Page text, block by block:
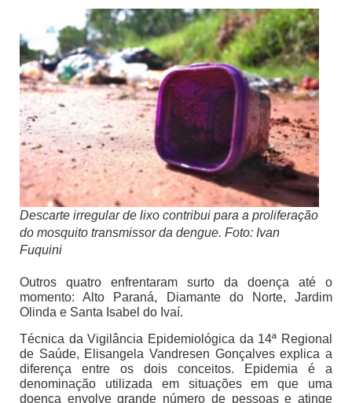
Descarte irregular de lixo contribui para a proliferação
do mosquito transmissor da dengue. Foto: Ivan
Fuquini
Outros quatro enfrentaram surto da doença até o
momento: Alto Paraná, Diamante do Norte, Jardim
Olinda e Santa Isabel do Ivaí.
Técnica da Vigilância Epidemiológica da 14ª Regional
de Saúde, Elisangela Vandresen Gonçalves explica a
diferença entre os dois conceitos. Epidemia é a
denominação utilizada em situações em que uma
doença envolve grande número de pessoas e atinge